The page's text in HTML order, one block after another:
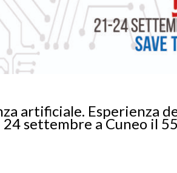
artificiale. Esperienza
settembre a Cuneo il